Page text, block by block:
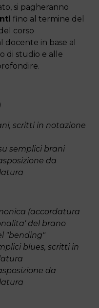
si pagheranno
fino al termine del
corso
docente in base al
di studio e alle
scritti in notazione
semplici brani
da
(accordatura
del brano
"bending"
blues, scritti in
da